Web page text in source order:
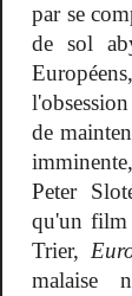
par se
de sol
de
Peter
qu'un film
Trier,
malaise